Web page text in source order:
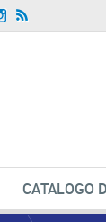
CATALOGO